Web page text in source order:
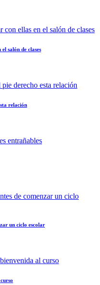
salón de clases
relación
un ciclo escolar